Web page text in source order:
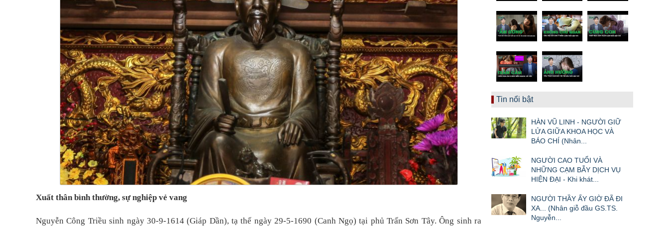
Xuất thân bình thường, sự nghiệp vẻ vang
Nguyễn Công Triều sinh ngày 30-9-1614 (Giáp Dần), tạ thế ngày 29-5-1690 (Canh Ngọ) tại phủ Trấn Sơn Tây. Ông sinh ra
Tin nổi bật
HÀN VŨ LINH - NGƯỜI GIỮ
LỬA GIỮA KHOA HỌC VÀ
BÁO CHÍ (Nhân...
NGƯỜI CAO TUỔI VÀ
NHỮNG CẠM BẪY DỊCH VỤ
HIỆN ĐẠI - Khi khát...
NGƯỜI THẦY ẤY GIỜ ĐÃ ĐI
XA... (Nhân giỗ đầu GS.TS.
Nguyễn...